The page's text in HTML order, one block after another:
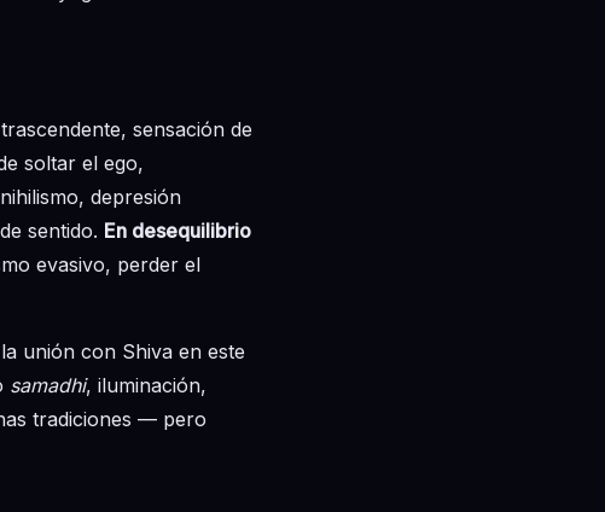
sensación de
soltar el ego,
depresión
sentido. En desequilibrio
evasivo, perder el
unión con Shiva en este
samadhi, iluminación,
tradiciones — pero